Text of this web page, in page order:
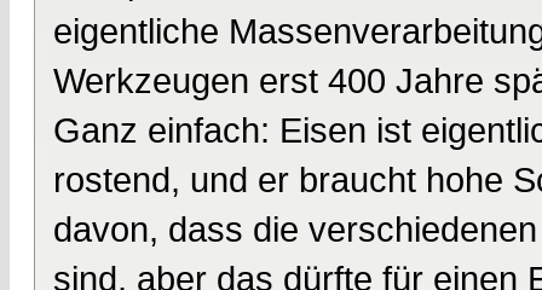
eigentliche
Werkzeugen erst 400 Jahre
Ganz einfach: Eisen ist
rostend, und er braucht hohe
davon, dass die
sind, aber das dürfte für einen